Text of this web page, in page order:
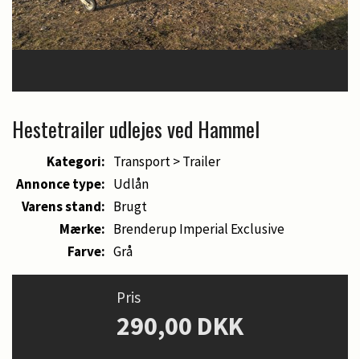
Hestetrailer udlejes ved Hammel
Kategori: Transport > Trailer
Annonce type: Udlån
Varens stand: Brugt
Mærke: Brenderup Imperial Exclusive
Farve: Grå
Pris
290,00 DKK